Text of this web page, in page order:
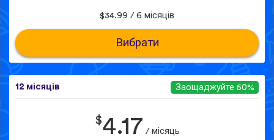
$34.99 / 6 місяців
Вибрати
12 місяців Заощаджуйте 50%
$4.17 / місяць